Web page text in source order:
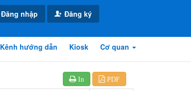
Đăng nhập Đăng ký
Kênh hướng dẫn Kiosk Cơ quan
In PDF